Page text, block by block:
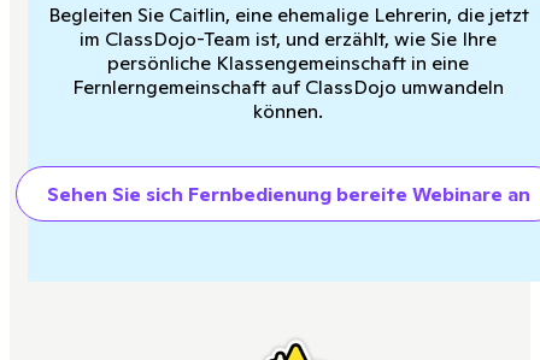
Begleiten Sie Caitlin, eine ehemalige Lehrerin, die jetzt
im ClassDojo-Team ist, und erzählt, wie Sie Ihre
persönliche Klassengemeinschaft in eine
Fernlerngemeinschaft auf ClassDojo umwandeln
können.
Sehen Sie sich Fernbedienung bereite Webinare an